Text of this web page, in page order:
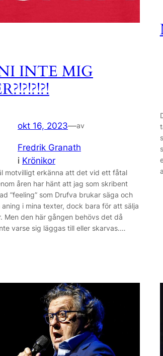
INTE MIG
okt 16, 2023—av
Fredrik Granath
i Krönikor
motvilligt erkänna att det vid ett fåtal
åren har hänt att jag som skribent
”feeling” som Drufva brukar säga och
aning i mina texter, dock bara för att sälja
Men den här gången behövs det då
varse sig läggas till eller skarvas.…